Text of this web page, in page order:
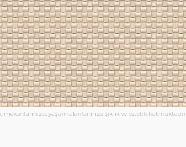
yaşam alanlarınıza şıklık ve estetik katmaktadır.